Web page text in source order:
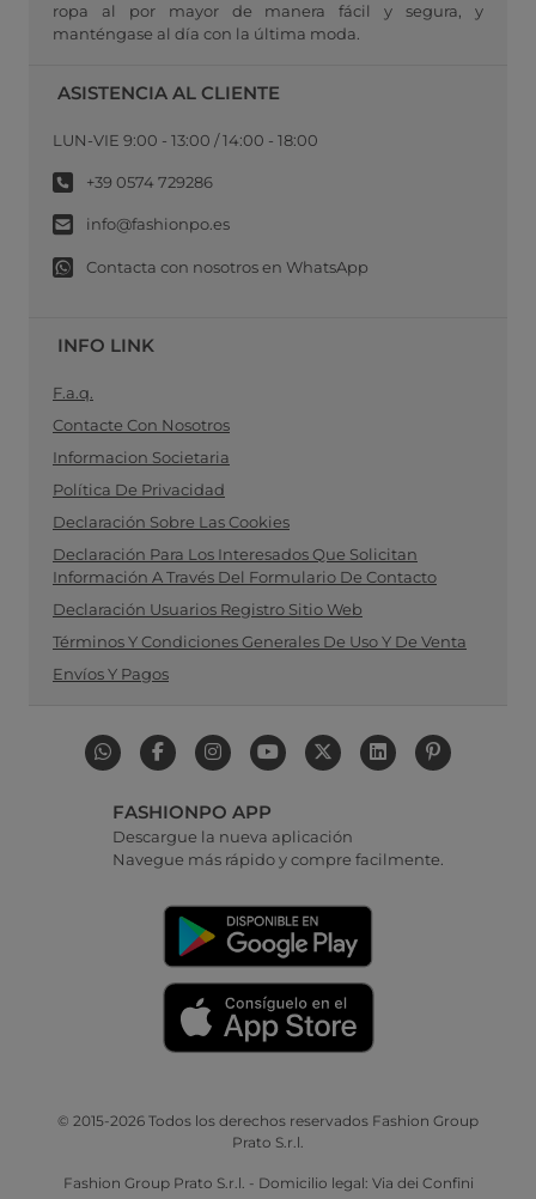
ropa al por mayor de manera fácil y segura, y
manténgase al día con la última moda.
ASISTENCIA AL CLIENTE
LUN-VIE 9:00 - 13:00 / 14:00 - 18:00
+39 0574 729286
info@fashionpo.es
Contacta con nosotros en WhatsApp
INFO LINK
F.a.q.
Contacte Con Nosotros
Informacion Societaria
Política De Privacidad
Declaración Sobre Las Cookies
Declaración Para Los Interesados Que Solicitan
Información A Través Del Formulario De Contacto
Declaración Usuarios Registro Sitio Web
Términos Y Condiciones Generales De Uso Y De Venta
Envíos Y Pagos
FASHIONPO APP
Descargue la nueva aplicación
Navegue más rápido y compre facilmente.
© 2015-2026 Todos los derechos reservados Fashion Group
Prato S.r.l.
Fashion Group Prato S.r.l. - Domicilio legal: Via dei Confini